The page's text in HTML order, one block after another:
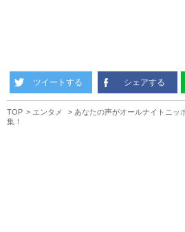
ツイートする シェアする
TOP エンタメ
あなたの声がオールナイトニッ
集！